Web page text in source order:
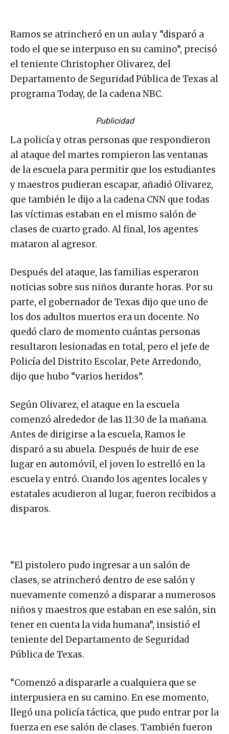
Ramos se atrincheró en un aula y “disparó a
todo el que se interpuso en su camino”, precisó
el teniente Christopher Olivarez, del
Departamento de Seguridad Pública de Texas al
programa Today, de la cadena NBC.
Publicidad
La policía y otras personas que respondieron
al ataque del martes rompieron las ventanas
de la escuela para permitir que los estudiantes
y maestros pudieran escapar, añadió Olivarez,
que también le dijo a la cadena CNN que todas
las víctimas estaban en el mismo salón de
clases de cuarto grado. Al final, los agentes
mataron al agresor.
Después del ataque, las familias esperaron
noticias sobre sus niños durante horas. Por su
parte, el gobernador de Texas dijo que uno de
los dos adultos muertos era un docente. No
quedó claro de momento cuántas personas
resultaron lesionadas en total, pero el jefe de
Policía del Distrito Escolar, Pete Arredondo,
dijo que hubo “varios heridos”.
Según Olivarez, el ataque en la escuela
comenzó alrededor de las 11:30 de la mañana.
Antes de dirigirse a la escuela, Ramos le
disparó a su abuela. Después de huir de ese
lugar en automóvil, el joven lo estrelló en la
escuela y entró. Cuando los agentes locales y
estatales acudieron al lugar, fueron recibidos a
disparos.
“El pistolero pudo ingresar a un salón de
clases, se atrincheró dentro de ese salón y
nuevamente comenzó a disparar a numerosos
niños y maestros que estaban en ese salón, sin
tener en cuenta la vida humana”, insistió el
teniente del Departamento de Seguridad
Pública de Texas.
“Comenzó a dispararle a cualquiera que se
interpusiera en su camino. En ese momento,
llegó una policía táctica, que pudo entrar por la
fuerza en ese salón de clases. También fueron